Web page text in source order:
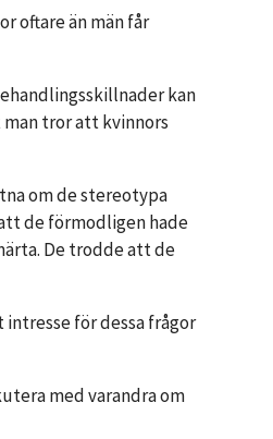
oftare än män får
kan
tror att kvinnors
om de stereotypa
de förmodligen hade
De trodde att de
för dessa frågor
med varandra om